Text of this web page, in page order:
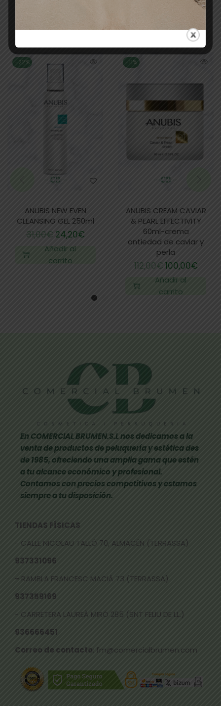
Productos relacionados
-22%
ANUBIS NEW EVEN
CLEANSING GEL 250ml
31,00€ 24,20€
Añadir al
carrito
-11%
ANUBIS CREAM CAVIAR
& PEARL EFFECTIVITY
60ml-crema
antiedad de caviar y
perla
112,00€100,00€
Añadir al
carrito
En COMERCIAL BRUMEN.S.L nos dedicamos a la
venta de productos de peluquería y estética des
de 1985, ofreciendo una amplia gama que estén
a tu alcance económico y profesional.
Contamos con precios competitivos y estamos
siempre a tu disposición.
TIENDAS FÍSICAS
- CALLE NICOLAU TALLÓ 70, ALMACÉN (TERRASSA)
937331096
- RAMBLA FRANCESC MACIÀ 73 (TERRASSA)
937359169
- CARRETERA LAUREÀ MIRÓ 285 (SNT FELIU DE LL.)
936666451
Correo de contacto: fm@comercialbrumen.com